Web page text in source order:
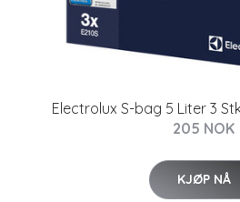
Electrolux S-bag 5 Liter 3
205 NOK
KJØP NÅ